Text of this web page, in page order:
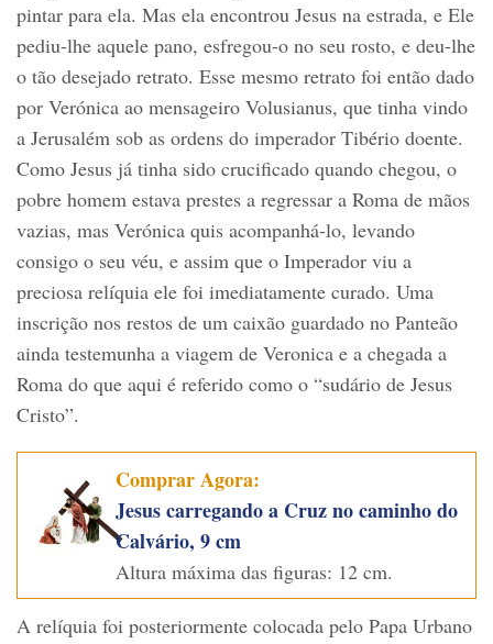
pintar para ela. Mas ela encontrou Jesus na estrada, e Ele
pediu-lhe aquele pano, esfregou-o no seu rosto, e deu-lhe
o tão desejado retrato. Esse mesmo retrato foi então dado
por Verónica ao mensageiro Volusianus, que tinha vindo
a Jerusalém sob as ordens do imperador Tibério doente.
Como Jesus já tinha sido crucificado quando chegou, o
pobre homem estava prestes a regressar a Roma de mãos
vazias, mas Verónica quis acompanhá-lo, levando
consigo o seu véu, e assim que o Imperador viu a
preciosa relíquia ele foi imediatamente curado. Uma
inscrição nos restos de um caixão guardado no Panteão
ainda testemunha a viagem de Veronica e a chegada a
Roma do que aqui é referido como o “sudário de Jesus
Cristo”.
Comprar Agora:
Jesus carregando a Cruz no caminho do
Calvário, 9 cm
Altura máxima das figuras: 12 cm.
A relíquia foi posteriormente colocada pelo Papa Urbano